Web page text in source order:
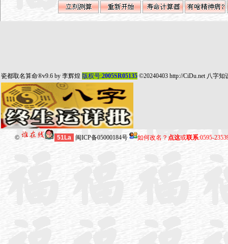
瓷都取名算命®v9.6 by 李辉煌 版权号:2005SR05135 ©20240403 http://CiDu.net 八字知
© 51La 闽ICP备05000184号 如何改名？ 点这或联系:0595-